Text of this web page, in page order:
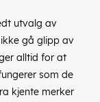
utvalg av
gå glipp av
alltid for at
som de
kjente merker